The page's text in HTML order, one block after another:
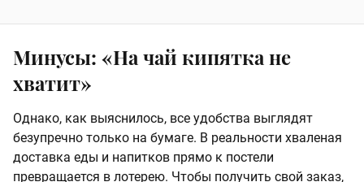
Минусы: «На чай кипятка не
хватит»
Однако, как выяснилось, все удобства выглядят
безупречно только на бумаге. В реальности хваленая
доставка еды и напитков прямо к постели
превращается в лотерею. Чтобы получить свой заказ,